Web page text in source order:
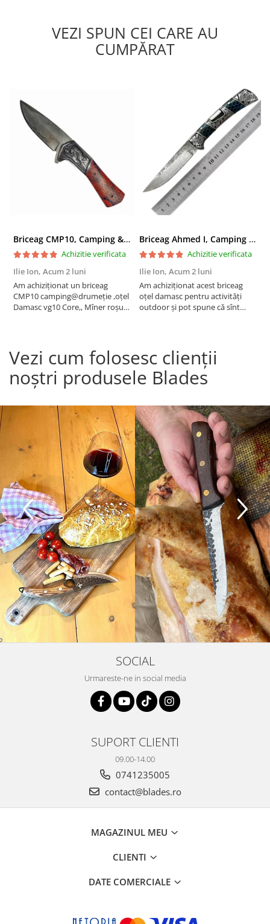
VEZI SPUN CEI CARE AU
CUMPĂRAT
Briceag CMP10, Camping & Drumetie, Otel Damasc VG10 Core, Maner Albastru, 23 cm
Achizitie verificata
Ilie Ion, Acum 2 luni
Am achiziționat un briceag
CMP10 camping@drumeție ,oțel
Damasc vg10 Core,, Mîner roșu
,bine ascuțit,recomand , vă
mulțumesc!
Briceag Ahmed I, Camping & Drumetie, Otel Damasc VG10 Core, Maner Rosu Fosforescent, 22 cm
Achizitie verificata
Ilie Ion, Acum 2 luni
Am achiziționat acest briceag
oțel damasc pentru activități
outdoor și pot spune că sînt
Vezi cum folosesc clienții
noștri produsele Blades
SOCIAL
Urmareste-ne in social media
SUPORT CLIENTI
09.00-14.00
0741235005
contact@blades.ro
MAGAZINUL MEU
CLIENTI
DATE COMERCIALE